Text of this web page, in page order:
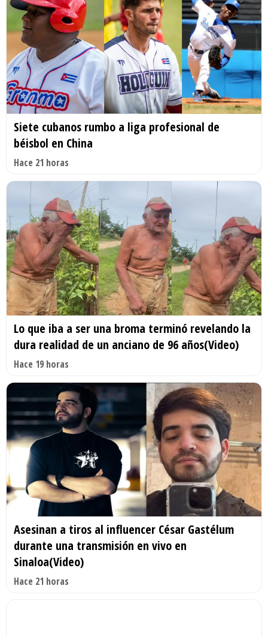
Siete cubanos rumbo a liga profesional de
béisbol en China
Hace 21 horas
Lo que iba a ser una broma terminó revelando la
dura realidad de un anciano de 96 años(Video)
Hace 19 horas
Asesinan a tiros al influencer César Gastélum
durante una transmisión en vivo en
Sinaloa(Video)
Hace 21 horas